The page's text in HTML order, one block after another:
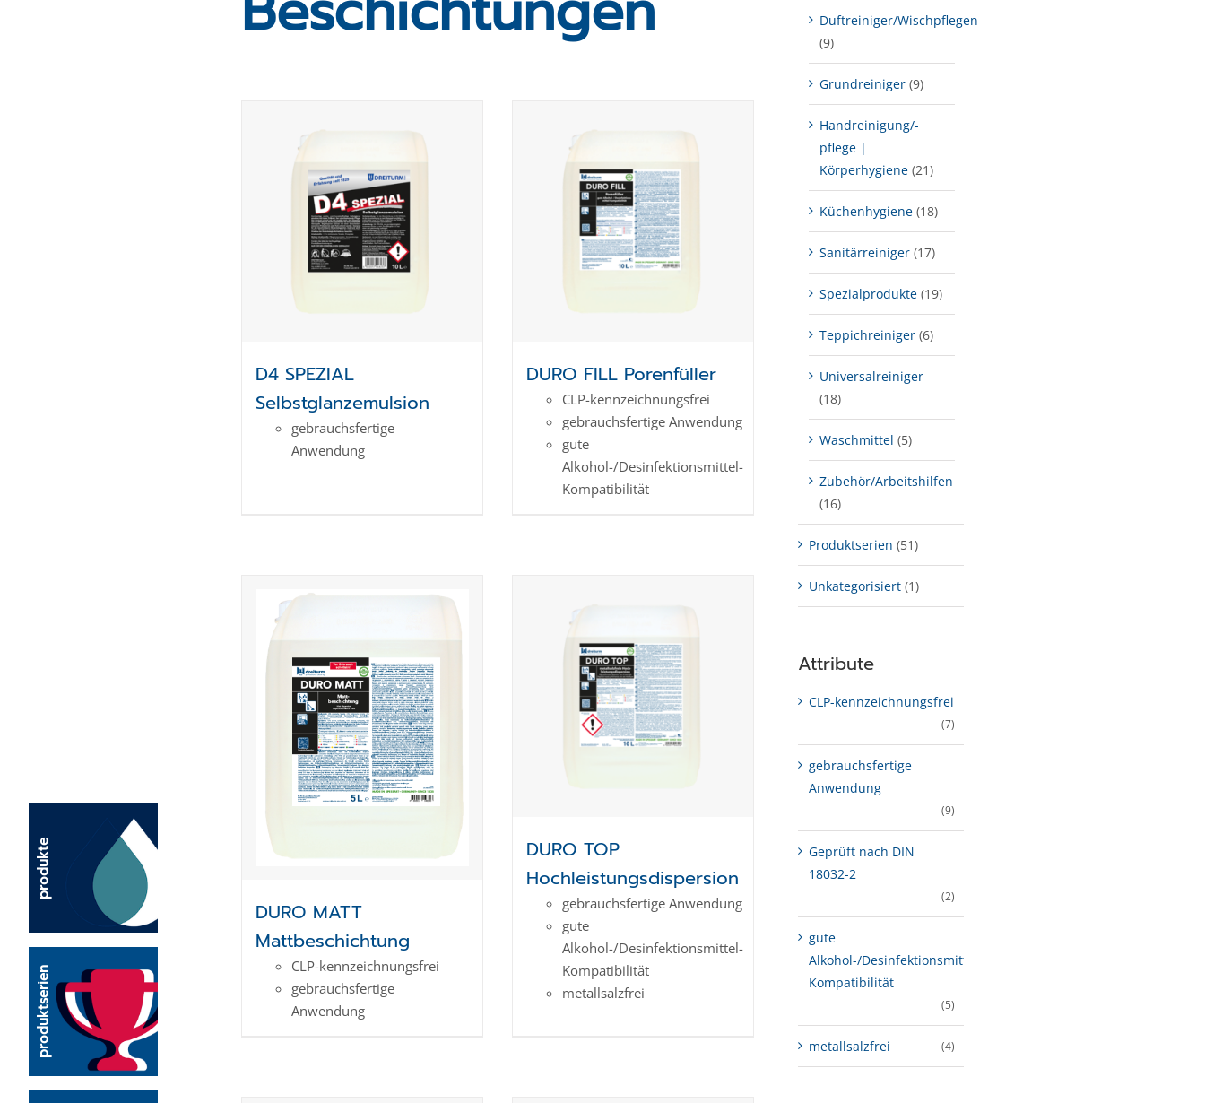
D4 SPEZIAL
Selbstglanzemulsion
gebrauchsfertige
Anwendung
DURO FILL Porenfüller
CLP-kenn­zeich­­nungs­frei
gebrauchsfertige Anwendung
gute
Alkohol-/Desinfektionsmittel-
Kompatibilität
DURO MATT
Mattbeschichtung
CLP-kenn­zeich­­nungs­frei
gebrauchsfertige
Anwendung
DURO TOP
Hochleistungsdispersion
gebrauchsfertige Anwendung
gute
Alkohol-/Desinfektionsmittel-
Kompatibilität
metallsalzfrei
Duftreiniger/Wischpflegen
(9)
Grundreiniger (9)
Handreinigung/-
pflege |
Körperhygiene (21)
Küchenhygiene (18)
Sanitärreiniger (17)
Spezialprodukte (19)
Teppichreiniger (6)
Universalreiniger
(18)
Waschmittel (5)
Zubehör/Arbeitshilfen
(16)
Produktserien (51)
Unkategorisiert (1)
Attribute
CLP-kenn­zeich­­nungs­frei
(7)
gebrauchsfertige
Anwendung
(9)
Geprüft nach DIN
18032-2
(2)
gute
Alkohol-/Desinfektionsmittel-
Kompatibilität
(5)
metallsalzfrei (4)
produkte
produktserien